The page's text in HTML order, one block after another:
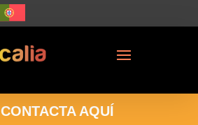
CONTACTA AQUÍ